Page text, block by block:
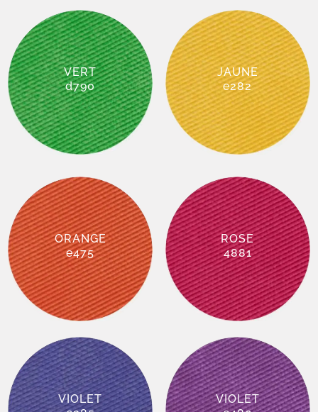
VERT
d790
JAUNE
e282
ORANGE
e475
ROSE
4881
VIOLET
VIOLET